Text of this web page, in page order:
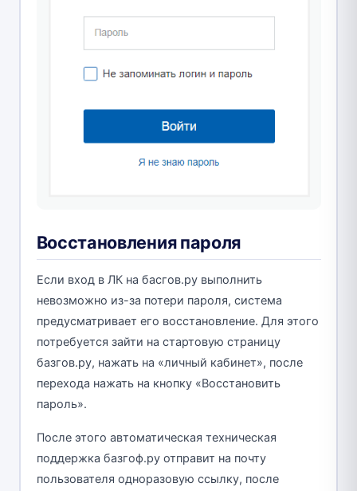
Восстановления пароля
Если вход в ЛК на басгов.ру выполнить
невозможно из-за потери пароля, система
предусматривает его восстановление. Для этого
потребуется зайти на стартовую страницу
базгов.ру, нажать на «личный кабинет», после
перехода нажать на кнопку «Восстановить
пароль».
После этого автоматическая техническая
поддержка базгоф.ру отправит на почту
пользователя одноразовую ссылку, после